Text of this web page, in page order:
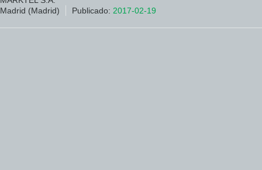
Madrid (Madrid)
Publicado: 2017-02-19